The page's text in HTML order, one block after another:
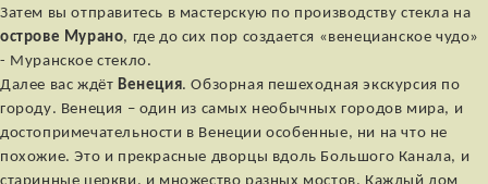
Затем вы отправитесь в мастерскую по производству стекла на
острове Мурано, где до сих пор создается «венецианское чудо»
- Муранское стекло.
Далее вас ждёт Венеция. Обзорная пешеходная экскурсия по
городу. Венеция – один из самых необычных городов мира, и
достопримечательности в Венеции особенные, ни на что не
похожие. Это и прекрасные дворцы вдоль Большого Канала, и